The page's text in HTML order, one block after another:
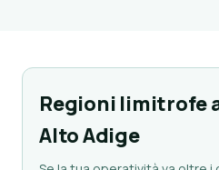
Regioni limitrofe
Alto Adige